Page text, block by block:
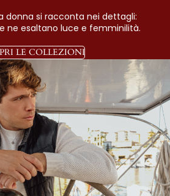
donna si racconta nei dettagli:
ne esaltano luce e femminilità.
LE COLLEZIONI